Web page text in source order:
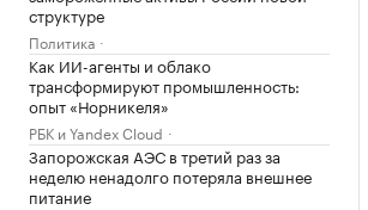
структуре
Политика
Как ИИ-агенты и облако
трансформируют промышленность:
опыт «Норникеля»
РБК и Yandex Cloud
Запорожская АЭС в третий раз за
неделю ненадолго потеряла внешнее
питание